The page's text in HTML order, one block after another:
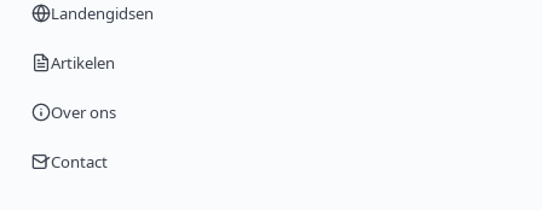
Landengidsen
Artikelen
Over ons
Contact